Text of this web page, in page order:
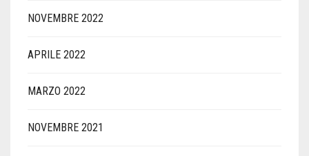
NOVEMBRE 2022
APRILE 2022
MARZO 2022
NOVEMBRE 2021